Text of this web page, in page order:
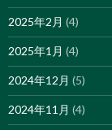
2025年2月 (4)
2025年1月 (4)
2024年12月 (5)
2024年11月 (4)